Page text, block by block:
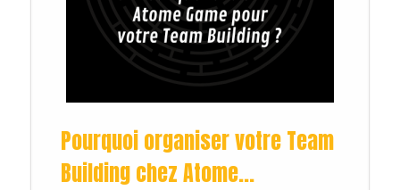
Pourquoi organiser votre Team
Building chez Atome...